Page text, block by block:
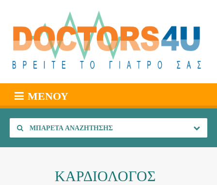
ΜΕΝΟΎ
ΜΠΑΡΈΤΑ ΑΝΑΖΉΤΗΣΗΣ
ΚΑΡΔΙΟΛΟΓΟΣ